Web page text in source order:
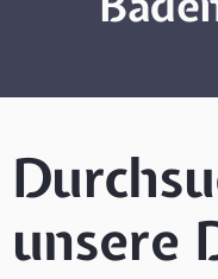
unsere